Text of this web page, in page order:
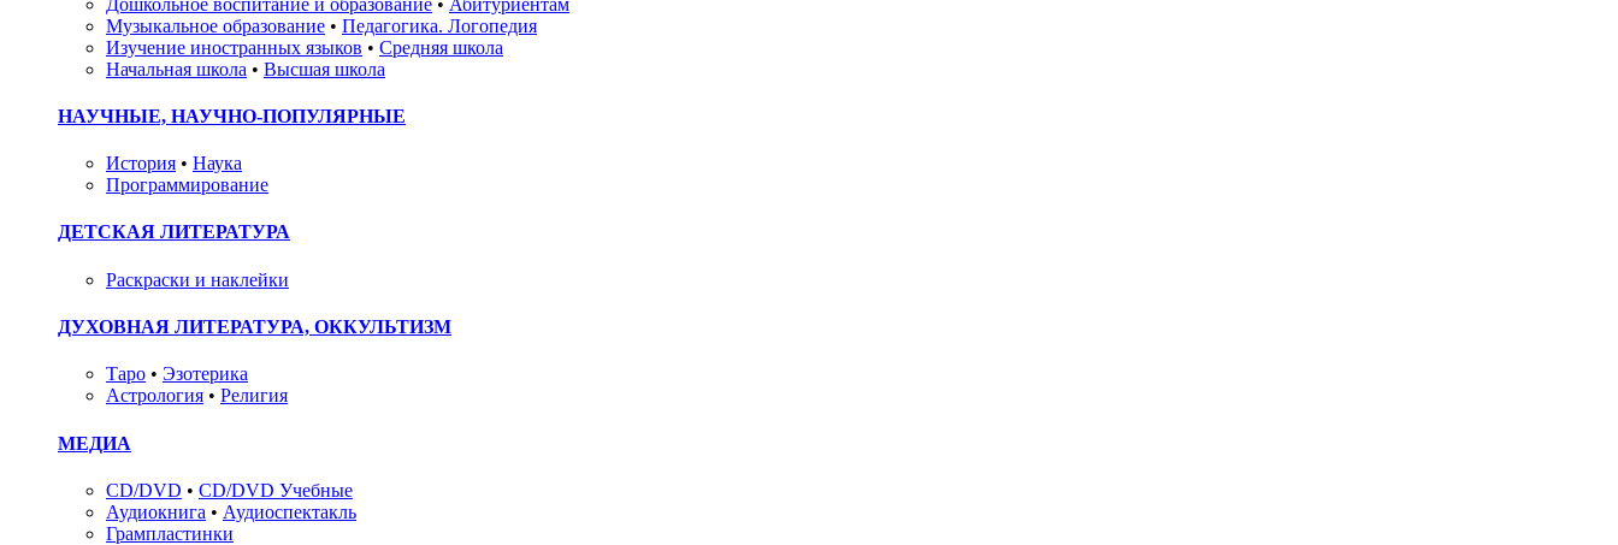
Музыкальное образование • Педагогика. Логопедия
Изучение иностранных языков • Средняя школа
Начальная школа • Высшая школа
НАУЧНЫЕ, НАУЧНО-ПОПУЛЯРНЫЕ
История • Наука
Программирование
ДЕТСКАЯ ЛИТЕРАТУРА
Раскраски и наклейки
ДУХОВНАЯ ЛИТЕРАТУРА, ОККУЛЬТИЗМ
Таро • Эзотерика
Астрология • Религия
МЕДИА
CD/DVD • CD/DVD Учебные
Аудиокнига • Аудиоспектакль
Грампластинки